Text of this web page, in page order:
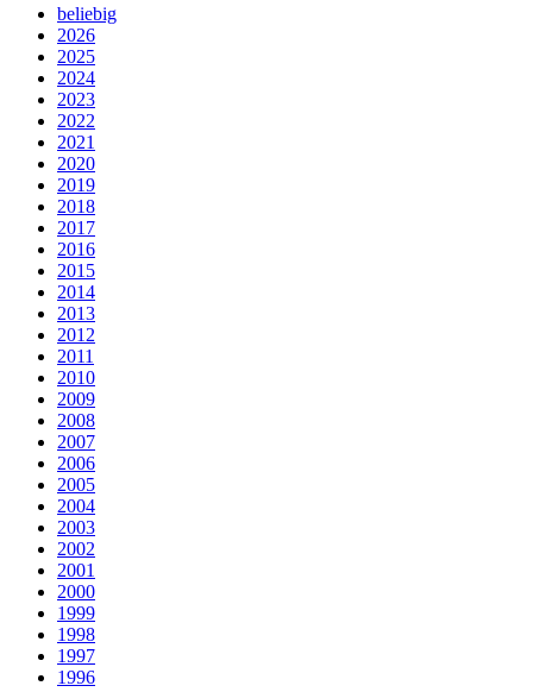
beliebig
2026
2025
2024
2023
2022
2021
2020
2019
2018
2017
2016
2015
2014
2013
2012
2011
2010
2009
2008
2007
2006
2005
2004
2003
2002
2001
2000
1999
1998
1997
1996